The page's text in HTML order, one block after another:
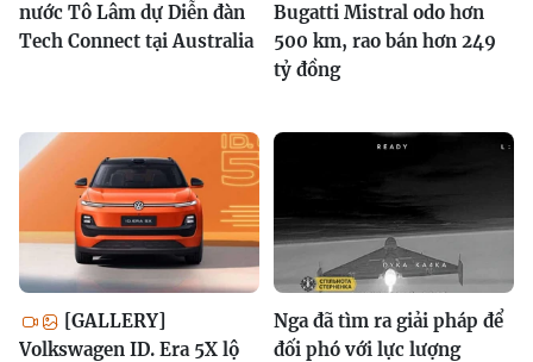
nước Tô Lâm dự Diễn đàn
Tech Connect tại Australia
Bugatti Mistral odo hơn
500 km, rao bán hơn 249
tỷ đồng
[GALLERY]
Volkswagen ID. Era 5X lộ
Nga đã tìm ra giải pháp để
đối phó với lực lượng